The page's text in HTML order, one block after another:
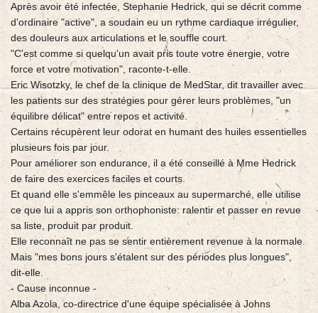
Après avoir été infectée, Stephanie Hedrick, qui se décrit comme
d'ordinaire "active", a soudain eu un rythme cardiaque irrégulier,
des douleurs aux articulations et le souffle court.
"C'est comme si quelqu'un avait pris toute votre énergie, votre
force et votre motivation", raconte-t-elle.
Eric Wisotzky, le chef de la clinique de MedStar, dit travailler avec
les patients sur des stratégies pour gérer leurs problèmes, "un
équilibre délicat" entre repos et activité.
Certains récupèrent leur odorat en humant des huiles essentielles
plusieurs fois par jour.
Pour améliorer son endurance, il a été conseillé à Mme Hedrick
de faire des exercices faciles et courts.
Et quand elle s'emmêle les pinceaux au supermarché, elle utilise
ce que lui a appris son orthophoniste: ralentir et passer en revue
sa liste, produit par produit.
Elle reconnaît ne pas se sentir entièrement revenue à la normale.
Mais "mes bons jours s'étalent sur des périodes plus longues",
dit-elle.
- Cause inconnue -
Alba Azola, co-directrice d'une équipe spécialisée à Johns